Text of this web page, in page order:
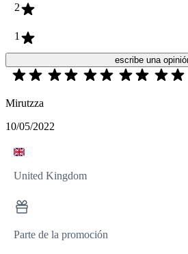
2
1
escribe una
Mirutzza
10/05/2022
United Kingdom
Parte de la promoción